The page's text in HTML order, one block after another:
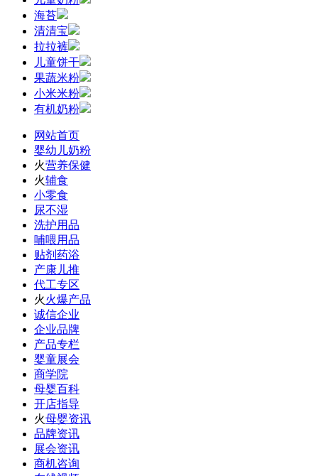
海苔
清清宝
拉拉裤
儿童饼干
果蔬米粉
小米米粉
有机奶粉
网站首页
婴幼儿奶粉
火营养保健
火辅食
小零食
尿不湿
洗护用品
哺喂用品
贴剂药浴
产康儿推
代工专区
火火爆产品
诚信企业
企业品牌
产品专栏
婴童展会
商学院
母婴百科
开店指导
火母婴资讯
品牌资讯
展会资讯
商机咨询